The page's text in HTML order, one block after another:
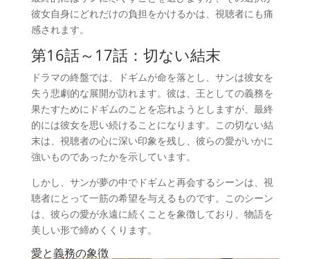
彼女自身にどれだけの負担をかけるかは、視聴者にも痛
感されます。
第16話～17話：切ない結末
ドラマの終盤では、ドギムが命を落とし、サンは彼女を
失う悲劇的な展開が訪れます。彼は、王としての義務を
果たすためにドギムのことを忘れようとしますが、最終
的には彼女を思い続けることになります。この切ない結
末は、視聴者の心に深い印象を残し、彼らの愛がいかに
強いものであったかを示しています。
しかし、サンが夢の中でドギムと再会するシーンは、視
聴者にとって一筋の希望を与えるものです。このシーン
は、彼らの愛が永遠に続くことを象徴しており、物語を
美しい形で締めくくります。
愛と義務の象徴